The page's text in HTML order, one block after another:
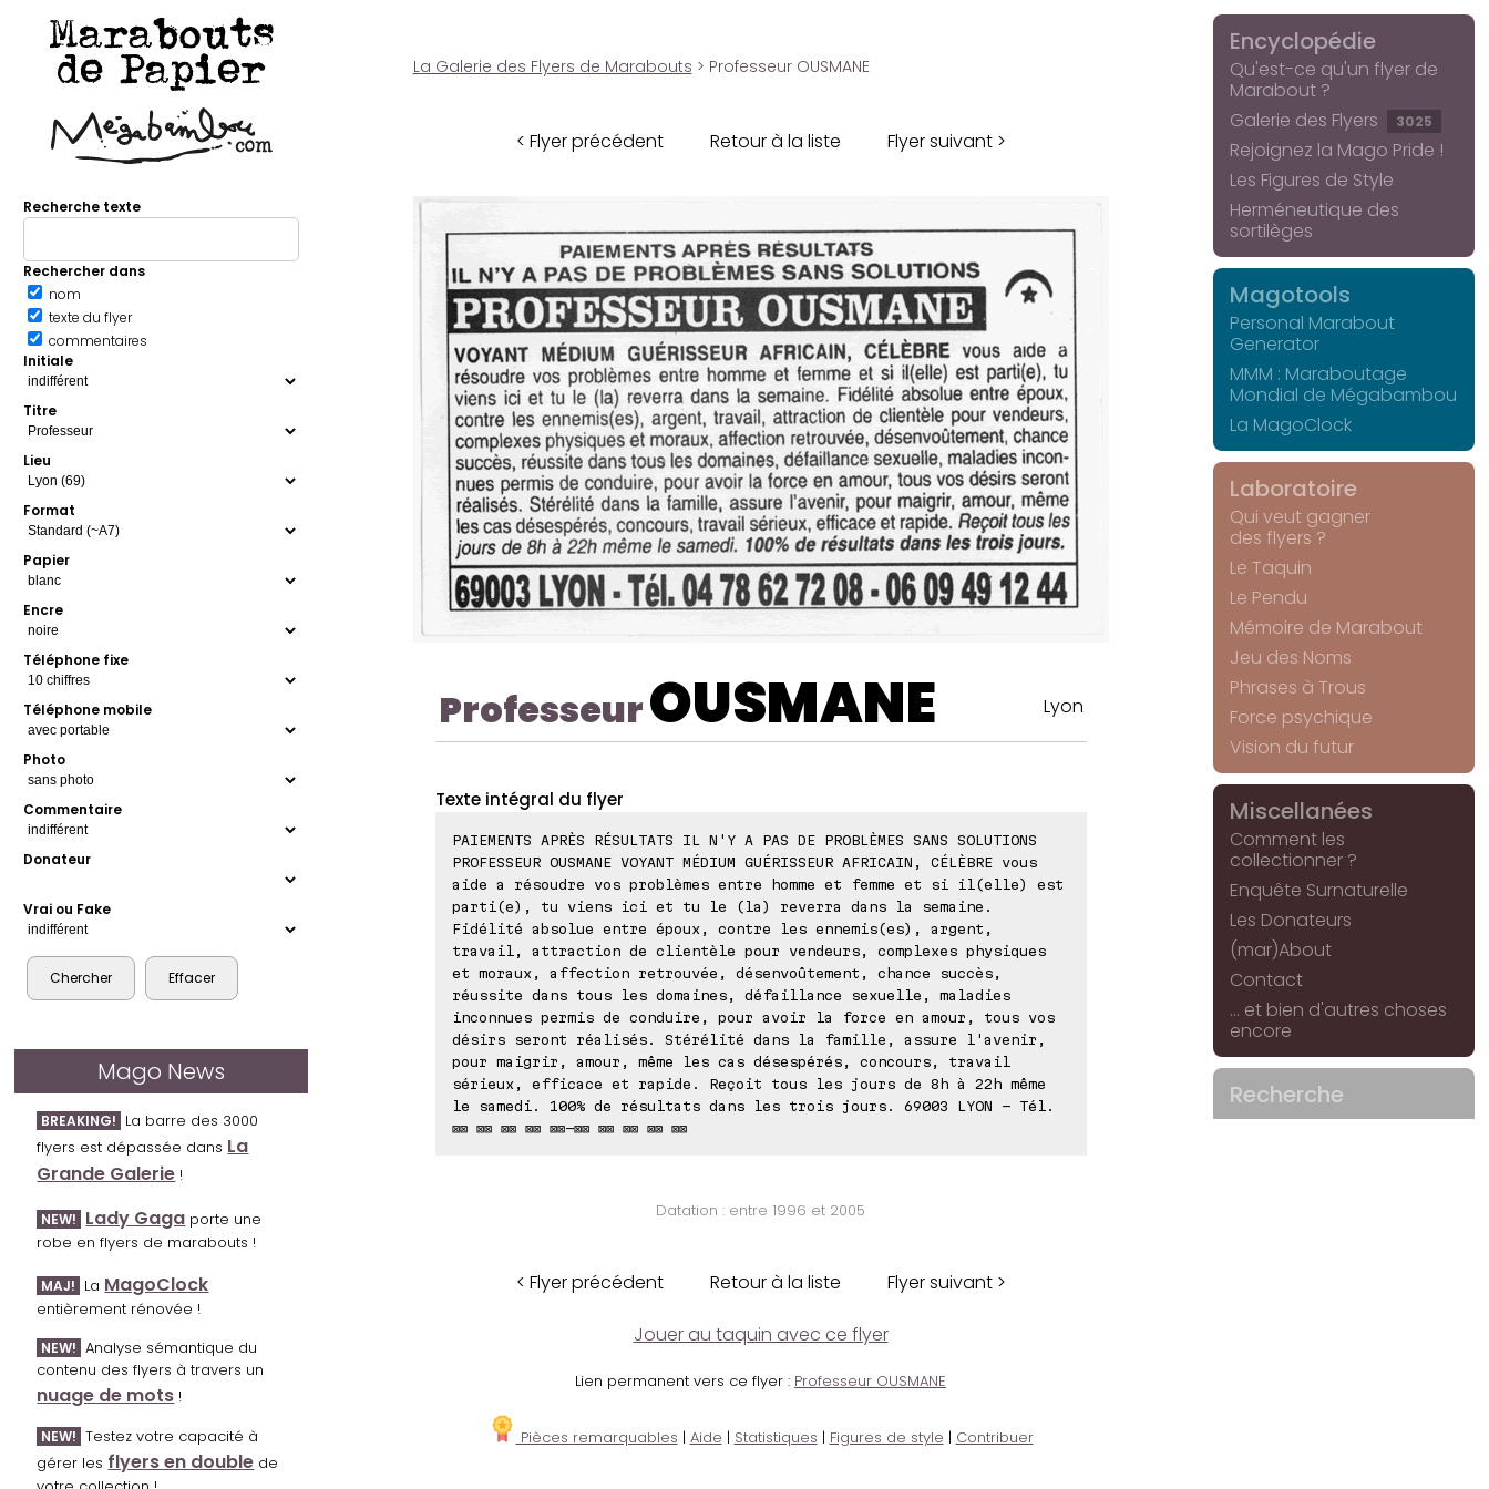
Marabouts
de Papier
Recherche texte
Rechercher dans
nom
texte du flyer
commentaires
Initiale
Titre
Lieu
Format
Papier
Encre
Téléphone fixe
Téléphone mobile
Photo
Commentaire
Donateur
Vrai ou Fake
Mago News
BREAKING! La barre des 3000
flyers est dépassée dans La
Grande Galerie !
NEW! Lady Gaga porte une
robe en flyers de marabouts !
MAJ! La MagoClock
entièrement rénovée !
NEW! Analyse sémantique du
contenu des flyers à travers un
nuage de mots !
NEW! Testez votre capacité à
gérer les flyers en double de
La Galerie des Flyers de Marabouts > Professeur OUSMANE
< Flyer précédent Retour à la liste Flyer suivant >
ProfesseurOUSMANE Lyon
Texte intégral du flyer
PAIEMENTS APRÈS RÉSULTATS IL N'Y A PAS DE PROBLÈMES SANS SOLUTIONS
PROFESSEUR OUSMANE VOYANT MÉDIUM GUÉRISSEUR AFRICAIN, CÉLÈBRE vous
aide a résoudre vos problèmes entre homme et femme et si il(elle) est
parti(e), tu viens ici et tu le (la) reverra dans la semaine.
Fidélité absolue entre époux, contre les ennemis(es), argent,
travail, attraction de clientèle pour vendeurs, complexes physiques
et moraux, affection retrouvée, désenvoûtement, chance succès,
réussite dans tous les domaines, défaillance sexuelle, maladies
inconnues permis de conduire, pour avoir la force en amour, tous vos
désirs seront réalisés. Stérélité dans la famille, assure l'avenir,
pour maigrir, amour, même les cas désespérés, concours, travail
sérieux, efficace et rapide. Reçoit tous les jours de 8h à 22h même
le samedi. 100% de résultats dans les trois jours. 69003 LYON - Tél.
⊠⊠ ⊠⊠ ⊠⊠ ⊠⊠ ⊠⊠-⊠⊠ ⊠⊠ ⊠⊠ ⊠⊠ ⊠⊠
Datation : entre 1996 et 2005
< Flyer précédent Retour à la liste Flyer suivant >
Jouer au taquin avec ce flyer
Lien permanent vers ce flyer : Professeur OUSMANE
Pièces remarquables | Aide | Statistiques | Figures de style | Contribuer
Encyclopédie
Qu'est-ce qu'un flyer de
Marabout ?
Galerie des Flyers
3025
Rejoignez la Mago Pride !
Les Figures de Style
Herméneutique des
sortilèges
Magotools
Personal Marabout
Generator
MMM : Maraboutage
Mondial de Mégabambou
La MagoClock
Laboratoire
Qui veut gagner
des flyers ?
Le Taquin
Le Pendu
Mémoire de Marabout
Jeu des Noms
Phrases à Trous
Force psychique
Vision du futur
Miscellanées
Comment les
collectionner ?
Enquête Surnaturelle
Les Donateurs
(mar)About
Contact
... et bien d'autres choses
encore
Recherche